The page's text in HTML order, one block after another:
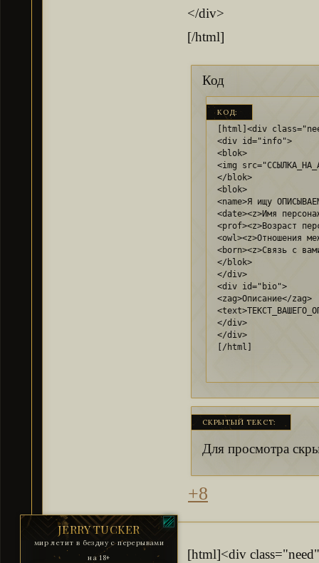
</div>
[/html]
Код
КОД:
[html]<div
<div id="info">
<blok>
<img
</blok>
<blok>
<name>Я ищу
<date><z>Имя
<prof><z>Возраст
<owl><z>Отношения
<born><z>Связь с
</blok>
</div>
<div id="bio">
<zag>Описание</zag>
</div>
</div>
[/html]
СКРЫТЫЙ ТЕКСТ:
Для просмотра
+8
JERRY TUCKER
мир летит в бездну с перерывами
на 18+
[html]<div